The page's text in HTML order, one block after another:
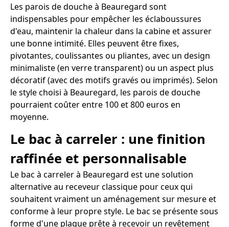
Les parois de douche à Beauregard sont
indispensables pour empêcher les éclaboussures
d'eau, maintenir la chaleur dans la cabine et assurer
une bonne intimité. Elles peuvent être fixes,
pivotantes, coulissantes ou pliantes, avec un design
minimaliste (en verre transparent) ou un aspect plus
décoratif (avec des motifs gravés ou imprimés). Selon
le style choisi à Beauregard, les parois de douche
pourraient coûter entre 100 et 800 euros en
moyenne.
Le bac à carreler : une finition
raffinée et personnalisable
Le bac à carreler à Beauregard est une solution
alternative au receveur classique pour ceux qui
souhaitent vraiment un aménagement sur mesure et
conforme à leur propre style. Le bac se présente sous
forme d'une plaque prête à recevoir un revêtement